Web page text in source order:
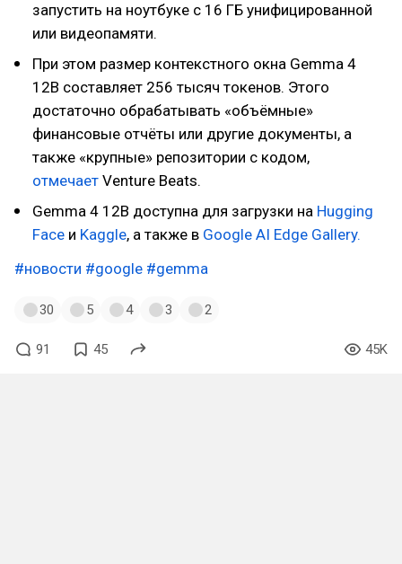
запустить на ноутбуке с 16 ГБ унифицированной
или видеопамяти.
При этом размер контекстного окна Gemma 4
12B составляет 256 тысяч токенов. Этого
достаточно обрабатывать «объёмные»
финансовые отчёты или другие документы, а
также «крупные» репозитории с кодом,
отмечает Venturе Beats.
Gemma 4 12B доступна для загрузки на Hugging
Face и Kaggle, а также в Google AI Edge Gallery.
#новости #google #gemma
30 5 4 3 2
91 45 45K